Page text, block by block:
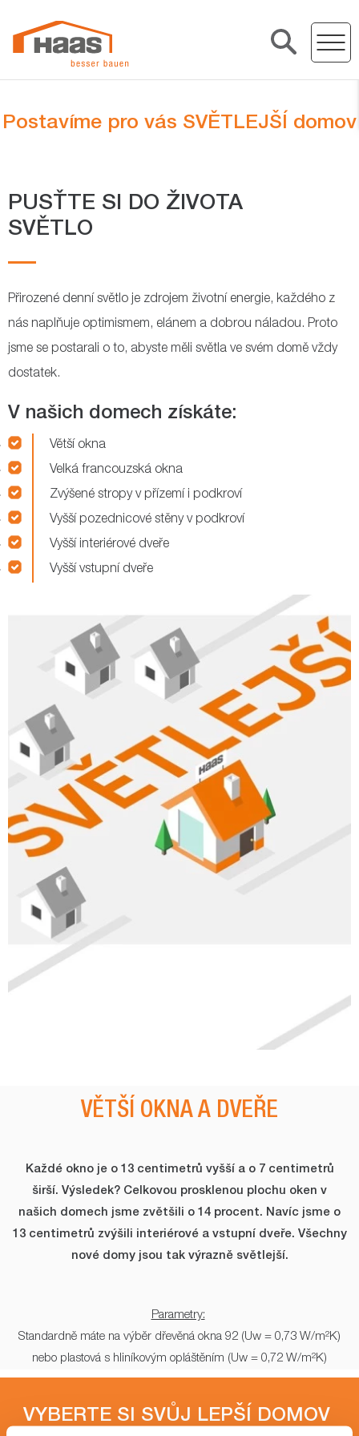
Postavíme pro vás SVĚTLEJŠÍ domov
PUSŤTE SI DO ŽIVOTA
SVĚTLO
Přirozené denní světlo je zdrojem životní energie, každého z
nás naplňuje optimismem, elánem a dobrou náladou. Proto
jsme se postarali o to, abyste měli světla ve svém domě vždy
dostatek.
V našich domech získáte:
Větší okna
Velká francouzská okna
Zvýšené stropy v přízemí i podkroví
Vyšší pozednicové stěny v podkroví
Vyšší interiérové dveře
Vyšší vstupní dveře
VĚTŠÍ OKNA A DVEŘE
Každé okno je o 13 centimetrů vyšší a o 7 centimetrů
širší. Výsledek? Celkovou prosklenou plochu oken v
našich domech jsme zvětšili o 14 procent. Navíc jsme o
13 centimetrů zvýšili interiérové a vstupní dveře. Všechny
nové domy jsou tak výrazně světlejší.
Parametry:
Standardně máte na výběr dřevěná okna 92 (Uw = 0,73 W/m²K)
nebo plastová s hliníkovým opláštěním (Uw = 0,72 W/m²K)
VYBERTE SI SVŮJ LEPŠÍ DOMOV